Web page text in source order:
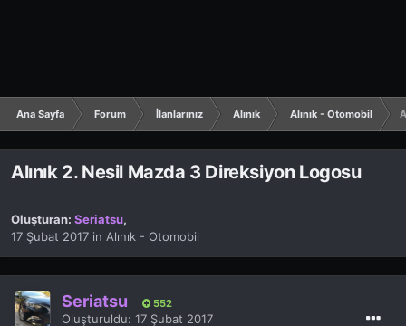
Ana Sayfa Forum İlanlarınız Alınık Alınık - Otomobil
Alınık 2. Nesil Mazda 3 Direksiyon Logosu
Oluşturan: Seriatsu,
17 Şubat 2017 in Alınık - Otomobil
Seriatsu 552
Oluşturuldu: 17 Şubat 2017